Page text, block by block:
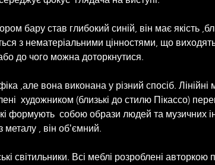
бару став глибокий синій, він має якість
з нематеріальними цінностями, що
до чого можна доторкнутися.
,але вона виконана у різний спосіб.
художником (близькі до стилю Пікассо)
формують  собою образи людей та музичних
, він обʼємний.
світильники. Всі меблі розроблені авторкою